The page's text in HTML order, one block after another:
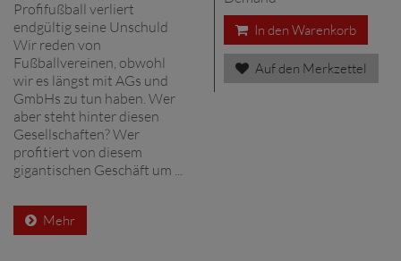
Profifußball verliert
endgültig seine Unschuld
Wir reden von
Fußballvereinen, obwohl
wir es längst mit AGs und
GmbHs zu tun haben. Wer
aber steht hinter diesen
Gesellschaften? Wer
profitiert von diesem
gigantischen Geschäft um ...
Mehr
In den Warenkorb
Auf den Merkzettel